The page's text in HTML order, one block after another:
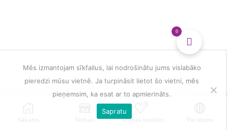
Sākums Veikals Vēlmju saraksts Par mums
0
Mēs izmantojam sīkfailus, lai nodrošinātu jums vislabāko
pieredzi mūsu vietnē. Ja turpināsit lietot šo vietni, mēs
pieņemsim, ka esat ar to apmierināts.
Sapratu